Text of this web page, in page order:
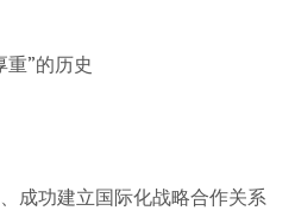
重”的历史
成功建立国际化战略合作关系